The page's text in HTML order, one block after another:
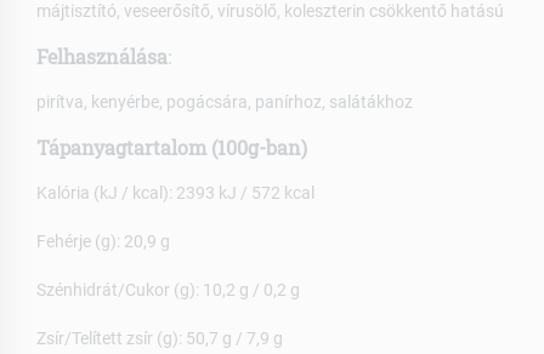
májtisztító, veseerősítő, vírusölő, koleszterin csökkentő hatású
Felhasználása:
pirítva, kenyérbe, pogácsára, panírhoz, salátákhoz
Tápanyagtartalom (100g-ban)
Kalória (kJ / kcal): 2393 kJ / 572 kcal
Fehérje (g): 20,9 g
Szénhidrát/Cukor (g): 10,2 g / 0,2 g
Zsír/Telített zsír (g): 50,7 g / 7,9 g